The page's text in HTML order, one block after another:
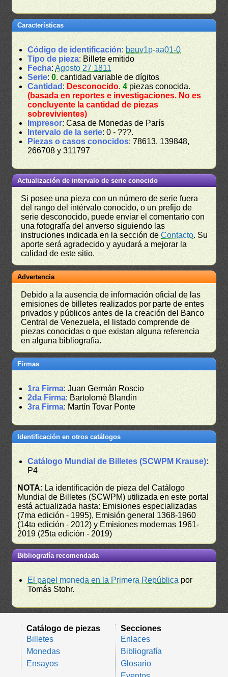
Características
Código de identificación: beuv1p-aa01-0
Tipo de pieza: Billete emitido
Fecha:Agosto 27 1811
Serie:0. cantidad variable de dígitos
Cantidad : Desconocido.4 piezas conocida.
(basada en reportes e investigaciones. No es
concluyente la cantidad de piezas
sobrevivientes)
Impresor: Casa de Monedas de París
Intervalo de la serie: 0 - ???.
Piezas o casos conocidos: 78613, 139848,
266708 y 311797
Actualización de intervalo de serie conocido
Si posee una pieza con un número de serie fuera
del rango del intérvalo conocido, o un prefijo de
serie desconocido, puede enviar el comentario con
una fotografía del anverso siguiendo las
instruciones indicada en la sección deContacto. Su
aporte será agradecido y ayudará a mejorar la
calidad de este sitio.
Advertencia
Debido a la ausencia de información oficial de las
emisiones de billetes realizados por parte de entes
privados y públicos antes de la creación del Banco
Central de Venezuela, el listado comprende de
piezas conocidas o que existan alguna referencia
en alguna bibliografía.
Firmas
1ra Firma: Juan Germán Roscio
2da Firma: Bartolomé Blandin
3ra Firma: Martín Tovar Ponte
Identificación en otros catálogos
Catálogo Mundial de Billetes (SCWPM Krause):
P4
NOTA: La identificación de pieza del Catálogo
Mundial de Billetes (SCWPM) utilizada en este portal
está actualizada hasta: Emisiones especializadas
(7ma edición - 1995), Emisión general 1368-1960
(14ta edición - 2012) y Emisiones modernas 1961-
2019 (25ta edición - 2019)
Bibliografía recomendada
El papel moneda en la Primera República por
Tomás Stohr.
Catálogo de piezas
Billetes
Monedas
Ensayos
Secciones
Enlaces
Bibliografía
Glosario